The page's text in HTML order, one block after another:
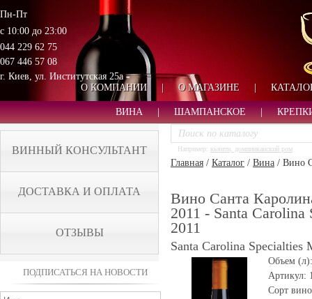
Пн-Пт
с 10:00 до 23:00
044 229 62 75
067 446 57 08
г. Киев, ул. Институтская 25а
О КОМПАНИИ
| О МАГАЗИНЕ |
ВИНА ШАМПАНСКОЕ
ВИННЫЙ КОНСУЛЬТАНТ
ДОСТАВКА И ОПЛАТА
ОТЗЫВЫ
ПОДПИСАТЬСЯ НА НОВОСТИ
Например: кьянти, доминиканский ром
Главная / Каталог / Вина / Вино
Вино Санта
2011 - Santa
2011
Santa Carolina Specialties
Объем
Артикул:
Сорт